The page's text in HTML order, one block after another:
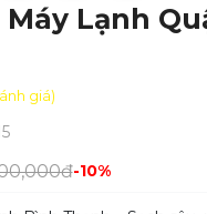
Máy Lạnh
giá)
-10%